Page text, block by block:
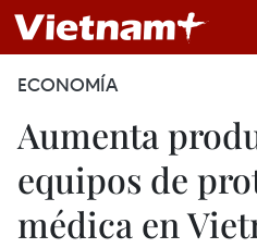
ECONOMÍA
Aumenta
equipos de
médica en